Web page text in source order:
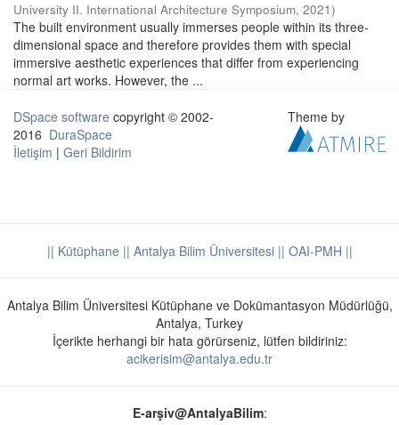
University II. International Architecture Symposium, 2021)
The built environment usually immerses people within its three-
dimensional space and therefore provides them with special
immersive aesthetic experiences that differ from experiencing
normal art works. However, the ...
DSpace software copyright © 2002-
2016 DuraSpace
İletişim | Geri Bildirim
Theme by
|| Kütüphane || Antalya Bilim Üniversitesi || OAI-PMH ||
Antalya Bilim Üniversitesi Kütüphane ve Dokümantasyon Müdürlüğü,
Antalya, Turkey
İçerikte herhangi bir hata görürseniz, lütfen bildiriniz:
acikerisim@antalya.edu.tr
E-arşiv@AntalyaBilim: